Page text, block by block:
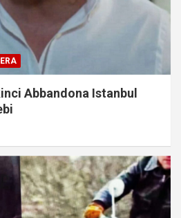
Abbandona Istanbul